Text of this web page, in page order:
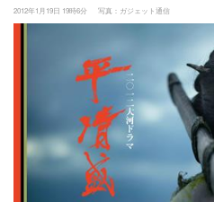
2012年1月19日 19時6分 写真：ガジェット通信